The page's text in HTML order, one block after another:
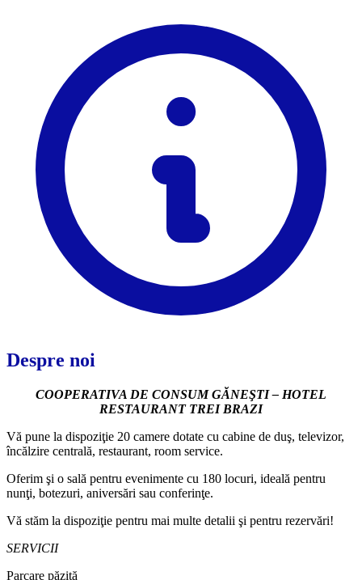
Despre noi
COOPERATIVA DE CONSUM GĂNEŞTI – HOTEL
RESTAURANT TREI BRAZI
Vă pune la dispoziţie 20 camere dotate cu cabine de duş, televizor,
încălzire centrală, restaurant, room service.
Oferim şi o sală pentru evenimente cu 180 locuri, ideală pentru
nunţi, botezuri, aniversări sau conferinţe.
Vă stăm la dispoziţie pentru mai multe detalii şi pentru rezervări!
SERVICII
Parcare păzită